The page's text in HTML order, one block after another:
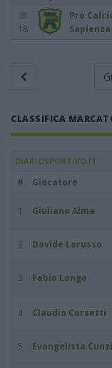
18
Pro
Sapienza
CLASSIFICA
DIARIOSPORTIVO.IT
# Giocatore
1 Giuliano Alma
2 Davide Lorusso
3 Fabio Longo
4 Claudio Corsetti
5 Evangelista Cunzi